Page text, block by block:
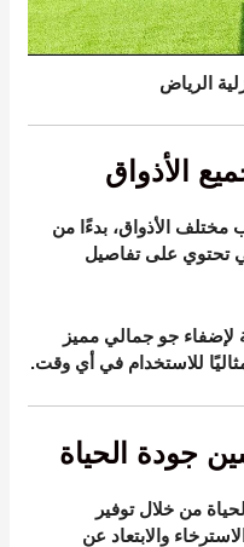
الرياض
الأذواق
مختلف الأذواق، بدءًا من
تحتوي على تفاصيل
لإضفاء جو جمالي مميز
للاستخدام في أي وقت.
جودة الحياة
من خلال توفير
والابتعاد عن